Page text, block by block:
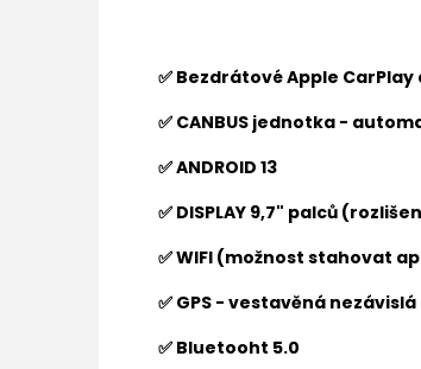
✅ Bezdrátové Apple
✅ CANBUS jednotka -
✅ ANDROID 13
✅ DISPLAY 9,7" palců
✅ WIFI (možnost stahovat
✅ GPS - vestavěná
✅ Bluetooht 5.0